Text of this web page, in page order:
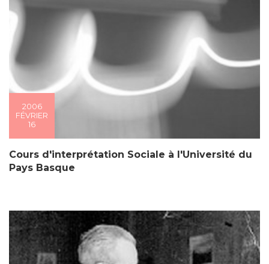
2006
FÉVRIER
16
Cours d'interprétation Sociale à l'Université du
Pays Basque